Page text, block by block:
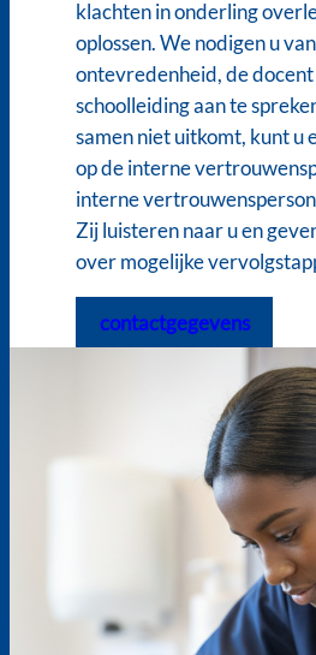
klachten in onderling
oplossen. We nodigen u
ontevredenheid, de docent
schoolleiding aan te
samen niet uitkomt, kunt u
op de interne
interne
Zij luisteren naar u en
over mogelijke
contactgegevens